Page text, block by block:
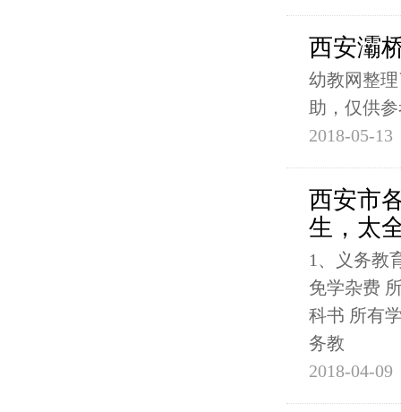
西安灞
幼教网整
助，仅供
2018-05-13
西安市
生，太
1、义务教
免学杂费
科书 所有
务教
2018-04-09